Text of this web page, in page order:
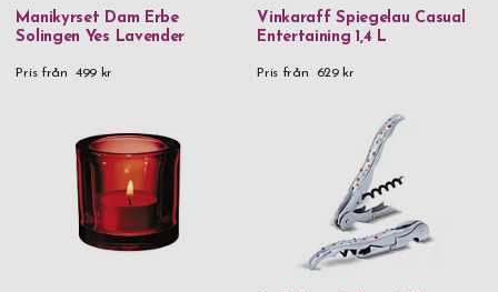
Manikyrset Dam Erbe
Solingen Yes Lavender
Pris från 499 kr
Vinkaraff Spiegelau Casual
Entertaining 1,4 L
Pris från 629 kr